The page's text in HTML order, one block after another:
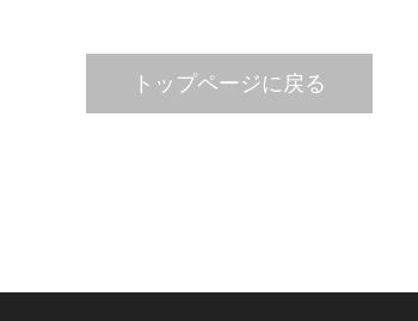
トップページに戻る